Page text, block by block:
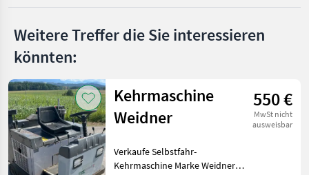
Weitere Treffer die Sie interessieren
könnten:
Kehrmaschine
Weidner
550 €
MwSt nicht
ausweisbar
Verkaufe Selbstfahr-
Kehrmaschine Marke Weidner.